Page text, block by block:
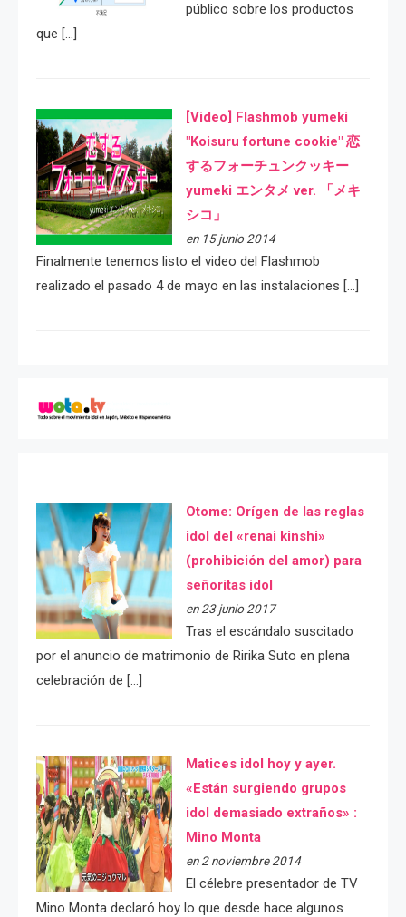
público sobre los productos
que […]
[Video] Flashmob yumeki
"Koisuru fortune cookie" 恋
するフォーチュンクッキー
yumeki エンタメ ver. 「メキ
シコ」
en 15 junio 2014
Finalmente tenemos listo el video del Flashmob
realizado el pasado 4 de mayo en las instalaciones […]
Otome: Orígen de las reglas
idol del «renai kinshi»
(prohibición del amor) para
señoritas idol
en 23 junio 2017
Tras el escándalo suscitado
por el anuncio de matrimonio de Ririka Suto en plena
celebración de […]
Matices idol hoy y ayer.
«Están surgiendo grupos
idol demasiado extraños» :
Mino Monta
en 2 noviembre 2014
El célebre presentador de TV
Mino Monta declaró hoy lo que desde hace algunos